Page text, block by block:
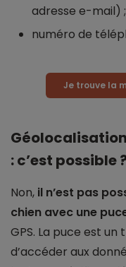
adresse e-mail) ;
numéro de
Je trouve la
: c’est possible
Non, il n’est pas
chien avec une
GPS. La puce est
d’accéder aux